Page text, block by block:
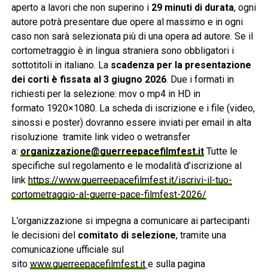
aperto a lavori che non superino i 29 minuti di durata, ogni
autore potrà presentare due opere al massimo e in ogni
caso non sarà selezionata più di una opera ad autore. Se il
cortometraggio è in lingua straniera sono obbligatori i
sottotitoli in italiano. Lascadenza per la presentazione
dei corti è fissata al 3 giugno 2026. Due i formati in
richiesti per la selezione: mov o mp4 in HD in
formato 1920×1080. La scheda di iscrizione e i file (video,
sinossi e poster) dovranno essere inviati per email in alta
risoluzione tramite link video o wetransfer
a: organizzazione@guerreepacefilmfest.it Tutte le
specifiche sul regolamento e le modalità d’iscrizione al
link https://www.guerreepacefilmfest.it/iscrivi-il-tuo-
cortometraggio-al-guerre-pace-filmfest-2026/
L’organizzazione si impegna a comunicare ai partecipanti
le decisioni del comitato di selezione, tramite una
comunicazione ufficiale sul
sito www.guerreepacefilmfest.it e sulla pagina